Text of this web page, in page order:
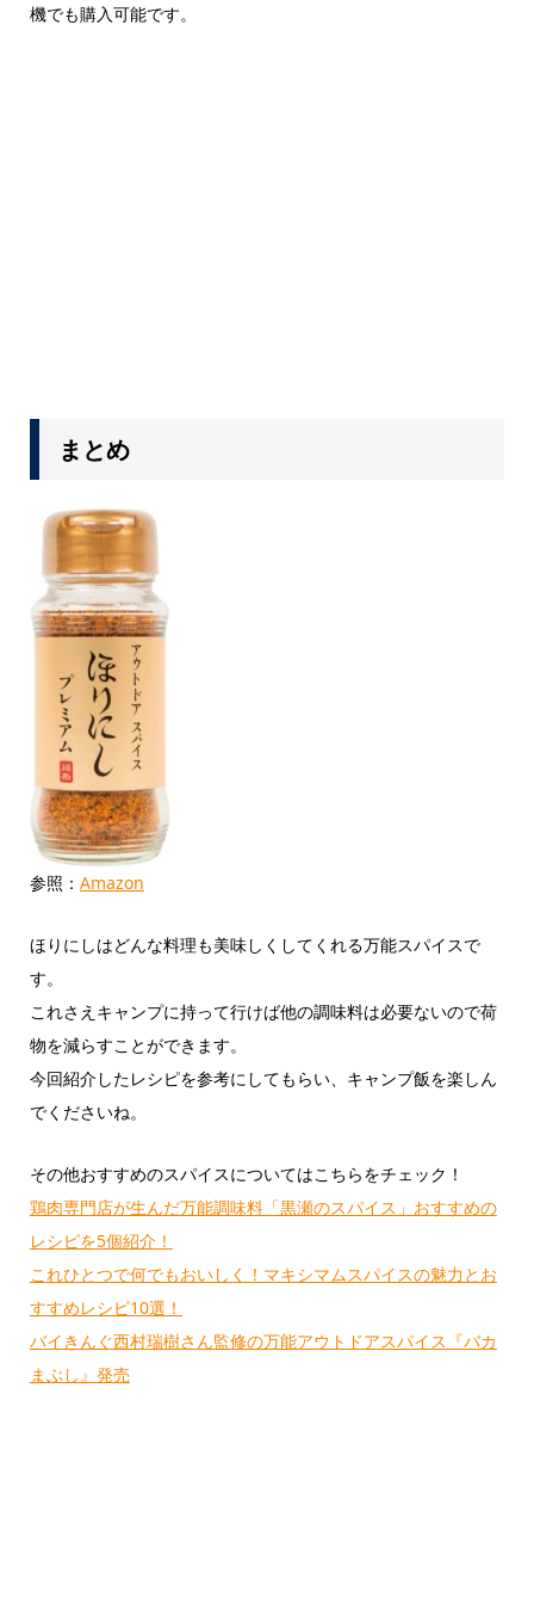
機でも購入可能です。
まとめ
参照： Amazon
ほりにしはどんな料理も美味しくしてくれる万能スパイスで
す。
これさえキャンプに持って行けば他の調味料は必要ないので荷
物を減らすことができます。
今回紹介したレシピを参考にしてもらい、キャンプ飯を楽しん
でくださいね。
その他おすすめのスパイスについてはこちらをチェック！
鶏肉専門店が生んだ万能調味料「黒瀬のスパイス」おすすめの
レシピを5個紹介！
これひとつで何でもおいしく！マキシマムスパイスの魅力とお
すすめレシピ10選！
バイきんぐ西村瑞樹さん監修の万能アウトドアスパイス『バカ
まぶし』発売